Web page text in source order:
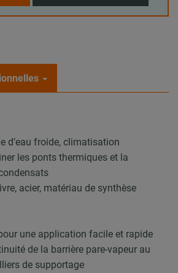
d’eau froide, climatisation
les ponts thermiques et la
acier, matériau de synthèse
une application facile et rapide
de la barrière pare-vapeur au
de supportage